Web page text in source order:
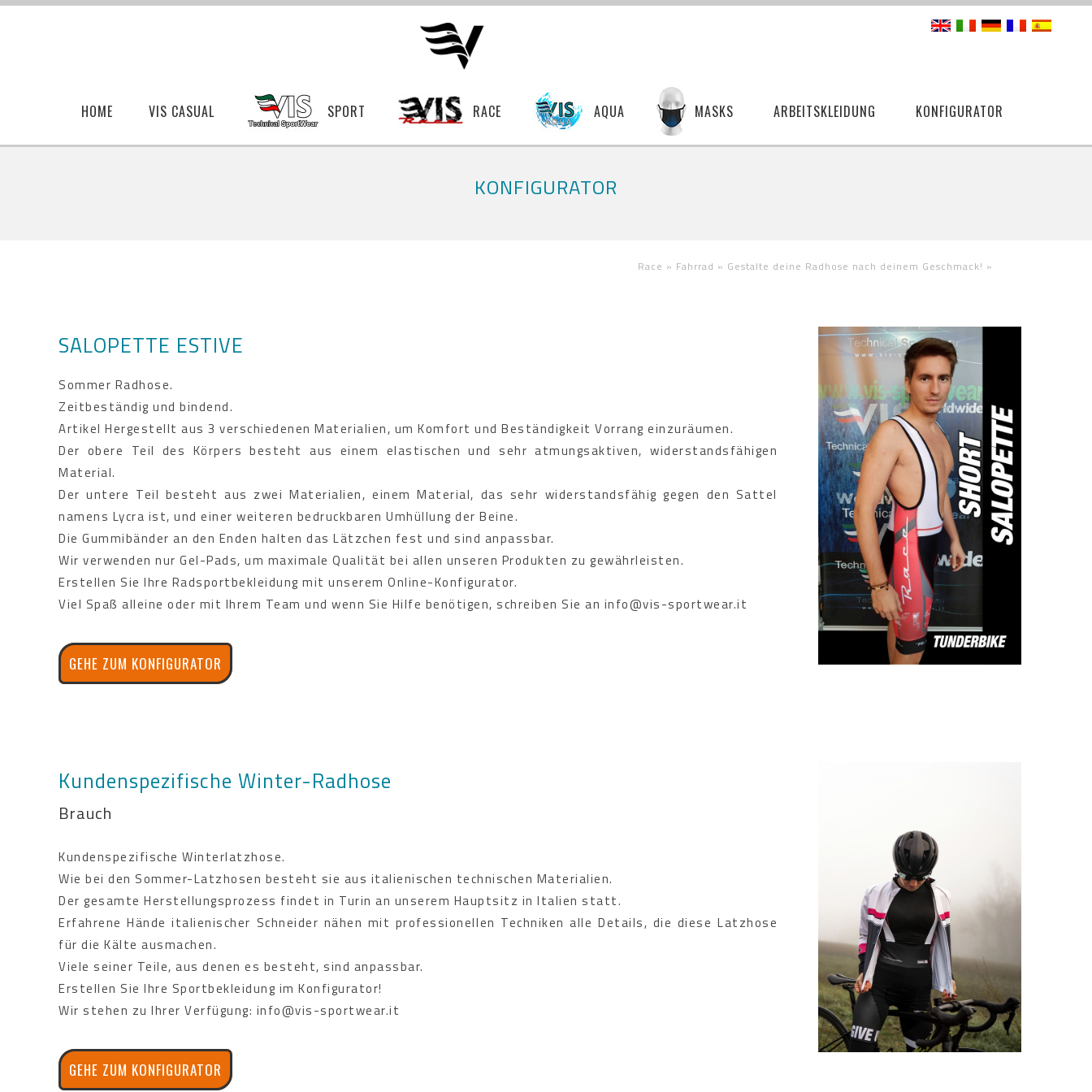
HOME VIS CASUAL SPORT RACE AQUA MASKS ARBEITSKLEIDUNG KONFIGURATOR
KONFIGURATOR
Race » Fahrrad » Gestalte deine Radhose nach deinem Geschmack! »
SALOPETTE ESTIVE
Sommer Radhose.
Zeitbeständig und bindend.
Artikel Hergestellt aus 3 verschiedenen Materialien, um Komfort und Beständigkeit Vorrang einzuräumen.
Der obere Teil des Körpers besteht aus einem elastischen und sehr atmungsaktiven, widerstandsfähigen
Material.
Der untere Teil besteht aus zwei Materialien, einem Material, das sehr widerstandsfähig gegen den Sattel
namens Lycra ist, und einer weiteren bedruckbaren Umhüllung der Beine.
Die Gummibänder an den Enden halten das Lätzchen fest und sind anpassbar.
Wir verwenden nur Gel-Pads, um maximale Qualität bei allen unseren Produkten zu gewährleisten.
Erstellen Sie Ihre Radsportbekleidung mit unserem Online-Konfigurator.
Viel Spaß alleine oder mit Ihrem Team und wenn Sie Hilfe benötigen, schreiben Sie an info@vis-sportwear.it
GEHE ZUM KONFIGURATOR
Kundenspezifische Winter-Radhose
Brauch
Kundenspezifische Winterlatzhose.
Wie bei den Sommer-Latzhosen besteht sie aus italienischen technischen Materialien.
Der gesamte Herstellungsprozess findet in Turin an unserem Hauptsitz in Italien statt.
Erfahrene Hände italienischer Schneider nähen mit professionellen Techniken alle Details, die diese Latzhose
für die Kälte ausmachen.
Viele seiner Teile, aus denen es besteht, sind anpassbar.
Erstellen Sie Ihre Sportbekleidung im Konfigurator!
Wir stehen zu Ihrer Verfügung: info@vis-sportwear.it
GEHE ZUM KONFIGURATOR